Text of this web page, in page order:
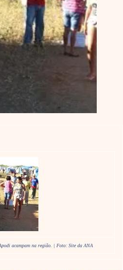
acampam na região. | Foto: Site da ANA